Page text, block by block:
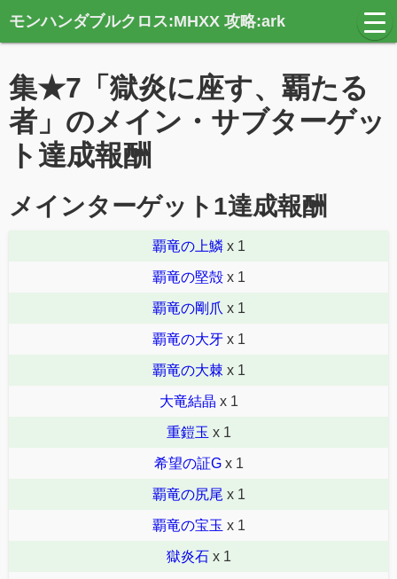
モンハンダブルクロス:MHXX 攻略:ark
t
o
a
v
集★7「獄炎に座す、覇たる
者」のメイン・サブターゲッ
ト達成報酬
メインターゲット1達成報酬
覇竜の上鱗x 1
覇竜の堅殻x 1
覇竜の剛爪 x 1
覇竜の大牙x 1
覇竜の大棘 x 1
大竜結晶 x 1
重鎧玉 x 1
希望の証Gx 1
覇竜の尻尾 x 1
覇竜の宝玉 x 1
獄炎石x 1